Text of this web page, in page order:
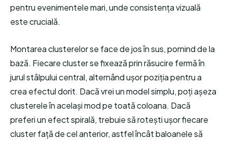
pentru evenimentele mari, unde consistența vizuală
este crucială.
Montarea clusterelor se face de jos în sus, pornind de la
bază. Fiecare cluster se fixează prin răsucire fermă în
jurul stâlpului central, alternând ușor poziția pentru a
crea efectul dorit. Dacă vrei un model simplu, poți așeza
clusterele în același mod pe toată coloana. Dacă
preferi un efect spirală, trebuie să rotești ușor fiecare
cluster față de cel anterior, astfel încât baloanele să